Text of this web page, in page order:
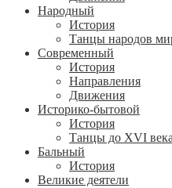
Народный
История
Танцы народов
Современный
История
Направления
Движения
Историко-бытовой
История
Танцы до XVI века
Бальный
История
Великие деятели